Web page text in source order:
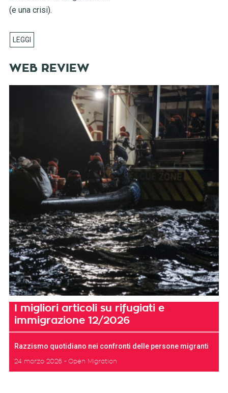
(e una crisi).
WEB REVIEW
I migliori articoli su rifugiati e
immigrazione 12/2026
Razzismo quotidiano nei confronti delle persone migranti
24 marzo 2026 Open Migration